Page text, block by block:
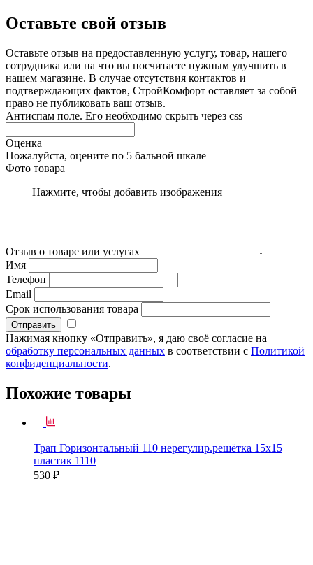
Оставьте свой отзыв
Оставьте отзыв на предоставленную услугу, товар, нашего
сотрудника или на что вы посчитаете нужным улучшить в
нашем магазине. В случае отсутствия контактов и
подтверждающих фактов, СтройКомфорт оставляет за собой
право не публиковать ваш отзыв.
Антиспам поле. Его необходимо скрыть через css
Оценка
Пожалуйста, оцените по 5 бальной шкале
Фото товара
Нажмите, чтобы добавить изображения
Отзыв о товаре или услугах
Имя
Телефон
Email
Срок использования товара
Нажимая кнопку «Отправить», я даю своё согласие на
обработку персональных данных в соответствии с Политикой
конфиденциальности.
Похожие товары
Трап Горизонтальный 110 нерегулир.решётка 15х15
пластик 1110
530 ₽